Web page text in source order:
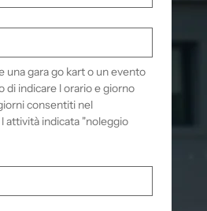
una gara go kart o un evento
di indicare l orario e giorno
(trovate gli orari e giorni consentiti nel
attività indicata "noleggio